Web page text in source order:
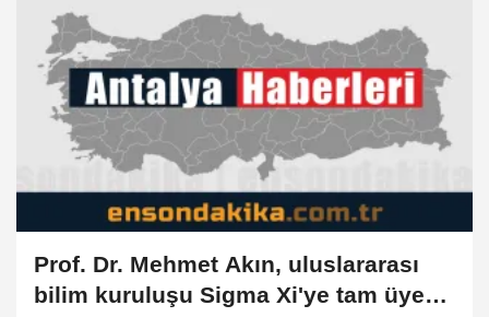
Prof. Dr. Mehmet Akın, uluslararası
bilim kuruluşu Sigma Xi'ye tam üye